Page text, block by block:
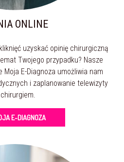
ONLINE
uzyskać opinię chirurgiczną
Twojego przypadku? Nasze
E-Diagnoza umożliwia nam
i zaplanowanie telewizyty
E-DIAGNOZA